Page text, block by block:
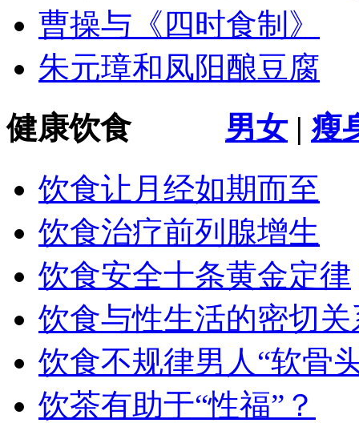
曹操与《四时食制》
朱元璋和凤阳酿豆腐
健康饮食 男女 | 瘦
饮食让月经如期而至
饮食治疗前列腺增生
饮食安全十条黄金定律
饮食与性生活的密切关
饮食不规律男人“软骨
饮茶有助于“性福”？